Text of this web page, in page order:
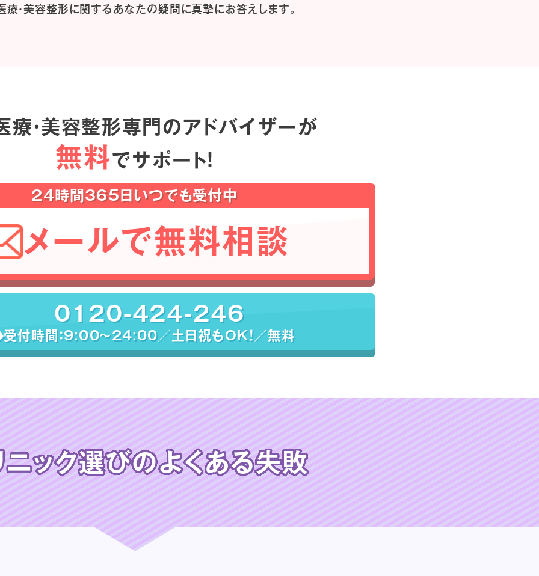
療・美容整形に関するあなたの疑問に真摯にお答えします。
療・美容整形専門のアドバイザーが
無料でサポート！
24時間365日いつでも受付中
メールで無料相談
0120-424-246
受付時間：9:00〜24:00／土日祝もOK！／無料
ニック選びのよくある失敗